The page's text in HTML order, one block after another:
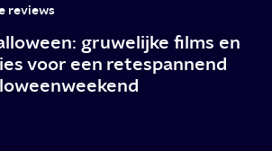
reviews
gruwelijke films en
voor een retespannend